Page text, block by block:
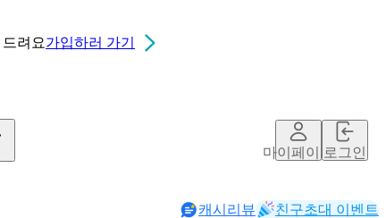
드려요가입하러 가기
마이페이지로그인
캐시리뷰 친구초대 이벤트